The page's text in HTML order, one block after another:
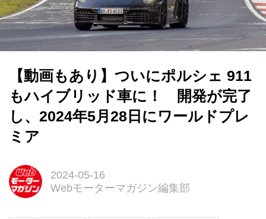
【動画もあり】ついにポルシェ 911
もハイブリッド車に！ 開発が完了
し、2024年5月28日にワールドプレ
ミア
2024-05-16
Webモーターマガジン編集部